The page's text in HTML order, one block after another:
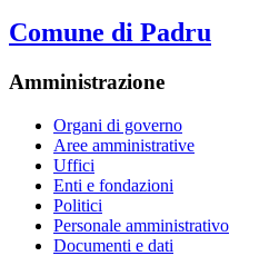
Comune di Padru
Amministrazione
Organi di governo
Aree amministrative
Uffici
Enti e fondazioni
Politici
Personale amministrativo
Documenti e dati